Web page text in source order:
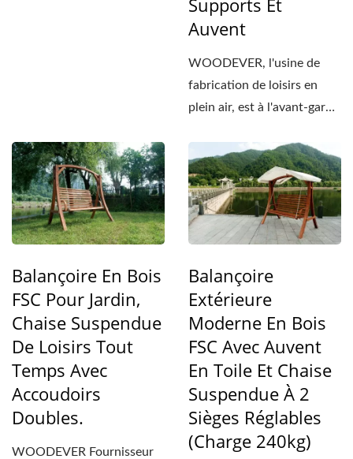
Supports Et
Auvent
WOODEVER, l'usine de
fabrication de loisirs en
plein air, est à l'avant-garde
Balançoire En Bois
FSC Pour Jardin,
Chaise Suspendue
De Loisirs Tout
Temps Avec
Accoudoirs
Doubles.
WOODEVER Fournisseur
Balançoire
Extérieure
Moderne En Bois
FSC Avec Auvent
En Toile Et Chaise
Suspendue À 2
Sièges Réglables
(Charge 240kg)